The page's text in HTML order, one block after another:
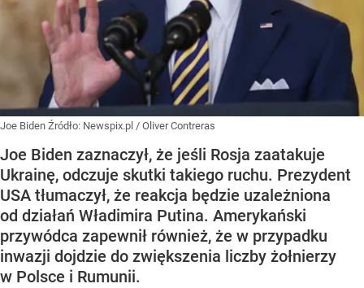
Joe Biden Źródło: Newspix.pl / Oliver Contreras
Joe Biden zaznaczył, że jeśli Rosja zaatakuje
Ukrainę, odczuje skutki takiego ruchu. Prezydent
USA tłumaczył, że reakcja będzie uzależniona
od działań Władimira Putina. Amerykański
przywódca zapewnił również, że w przypadku
inwazji dojdzie do zwiększenia liczby żołnierzy
w Polsce i Rumunii.